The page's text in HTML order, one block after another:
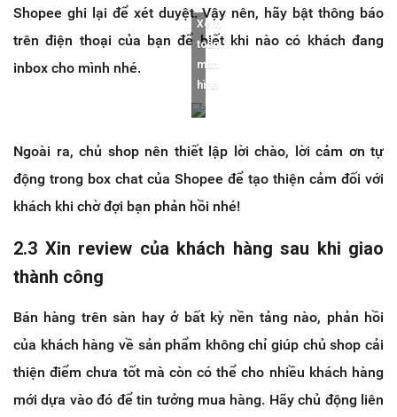
Shopee ghi lại để xét duyệt. Vậy nên, hãy bật thông báo
trên điện thoại của bạn để biết khi nào có khách đang
inbox cho mình nhé.
Xem
toàn
màn
hình
Ngoài ra, chủ shop nên thiết lập lời chào, lời cảm ơn tự
động trong box chat của Shopee để tạo thiện cảm đối với
khách khi chờ đợi bạn phản hồi nhé!
2.3 Xin review của khách hàng sau khi giao
thành công
Bán hàng trên sàn hay ở bất kỳ nền tảng nào, phản hồi
của khách hàng về sản phẩm không chỉ giúp chủ shop cải
thiện điểm chưa tốt mà còn có thể cho nhiều khách hàng
mới dựa vào đó để tin tưởng mua hàng. Hãy chủ động liên